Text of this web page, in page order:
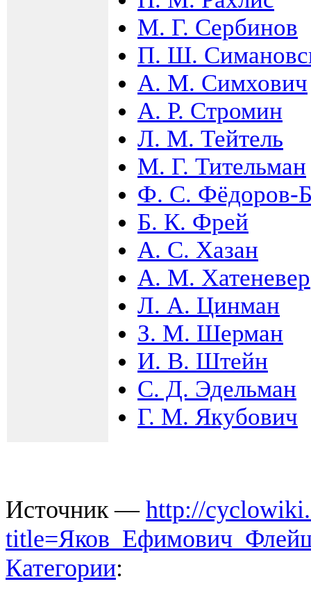
М. Г. Сербинов
П. Ш.
А. М. Симхович
А. Р. Стромин
Л. М. Тейтель
М. Г. Тительман
Ф. С. Фёдоров-
Б. К. Фрей
А. С. Хазан
А. М. Хатеневер
Л. А. Цинман
З. М. Шерман
И. В. Штейн
С. Д. Эдельман
Г. М. Якубович
Источник — http://
Категории: